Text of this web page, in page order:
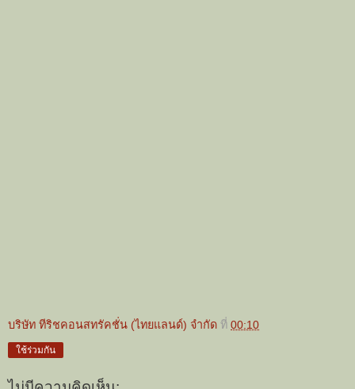
บริษัท ทีริชคอนสทรัคชั่น (ไทยแลนด์) จำกัด ที่ 00:10
ใช้ร่วมกัน